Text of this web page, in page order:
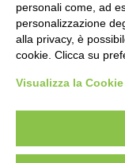
Bogliano Srl
Borgo San
Tel:0172-478161
personali come, ad
personalizzazione
alla privacy, è
cookie. Clicca su
Visualizza la